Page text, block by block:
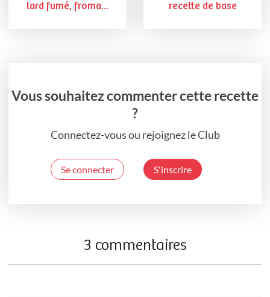
lard fumé, froma...
recette de base
Vous souhaitez commenter cette recette
?
Connectez-vous ou rejoignez le Club
Se connecter S'inscrire
3 commentaires